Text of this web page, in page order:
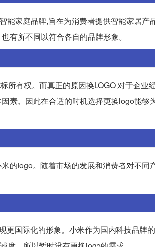
家庭品牌,旨在为消费者提供智能家居产
有所不同以符合各自的品牌形象。
所有权。而真正的原因换LOGO 对于企业
素。因此在合适的时机选择更换logo能够
的logo。随着市场的发展和消费者对不同
国际化的形象。小米作为国内科技品牌